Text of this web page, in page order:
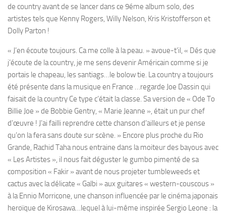
de country avant de se lancer dans ce 9éme album solo, des
artistes tels que Kenny Rogers, Willy Nelson, Kris Kristofferson et
Dolly Parton !
« J’en écoute toujours. Ca me colle à la peau. » avoue-t’il, « Dés que
j’écoute de la country, je me sens devenir Américain comme si je
portais le chapeau, les santiags…le bolow tie. La country a toujours
été présente dans la musique en France …regarde Joe Dassin qui
faisait de la country Ce type c’était la classe. Sa version de « Ode To
Billie Joe » de Bobbie Gentry, « Marie Jeanne », était un pur chef
d’œuvre ! J’ai failli reprendre cette chanson d’ailleurs et je pense
qu’on la fera sans doute sur scène. » Encore plus proche du Rio
Grande, Rachid Taha nous entraine dans la moiteur des bayous avec
« Les Artistes », il nous fait déguster le gumbo pimenté de sa
composition « Fakir » avant de nous projeter tumbleweeds et
cactus avec la délicate « Galbi » aux guitares « western-couscous »
à la Ennio Morricone, une chanson influencée par le cinéma japonais
heroïque de Kirosawa…lequel à lui-même inspirée Sergio Leone : la